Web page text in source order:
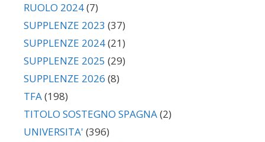
RUOLO 2024(7)
SUPPLENZE 2023 (37)
SUPPLENZE 2024(21)
SUPPLENZE 2025 (29)
SUPPLENZE 2026 (8)
TFA(198)
TITOLO SOSTEGNO SPAGNA(2)
UNIVERSITA' (396)